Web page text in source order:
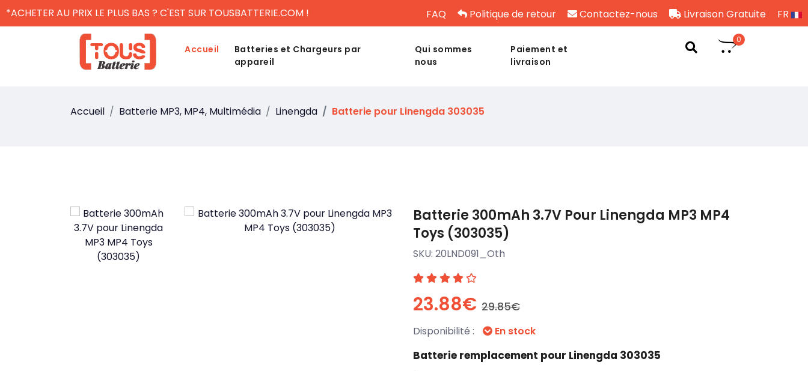
*ACHETER AU PRIX LE PLUS BAS ? C'EST SUR TOUSBATTERIE.COM ! FAQ Politique de retour Contactez-nous Livraison Gratuite FR
Accueil
Batteries et Chargeurs par
appareil
Qui sommes
nous
Paiement et
livraison
0
Accueil Batterie MP3, MP4, Multimédia Linengda Batterie pour Linengda 303035
Batterie 300mAh 3.7V Pour Linengda MP3 MP4
Toys (303035)
SKU: 20LND091_Oth
23.88€ 29.85€
Disponibilité : En stock
Batterie remplacement pour Linengda 303035